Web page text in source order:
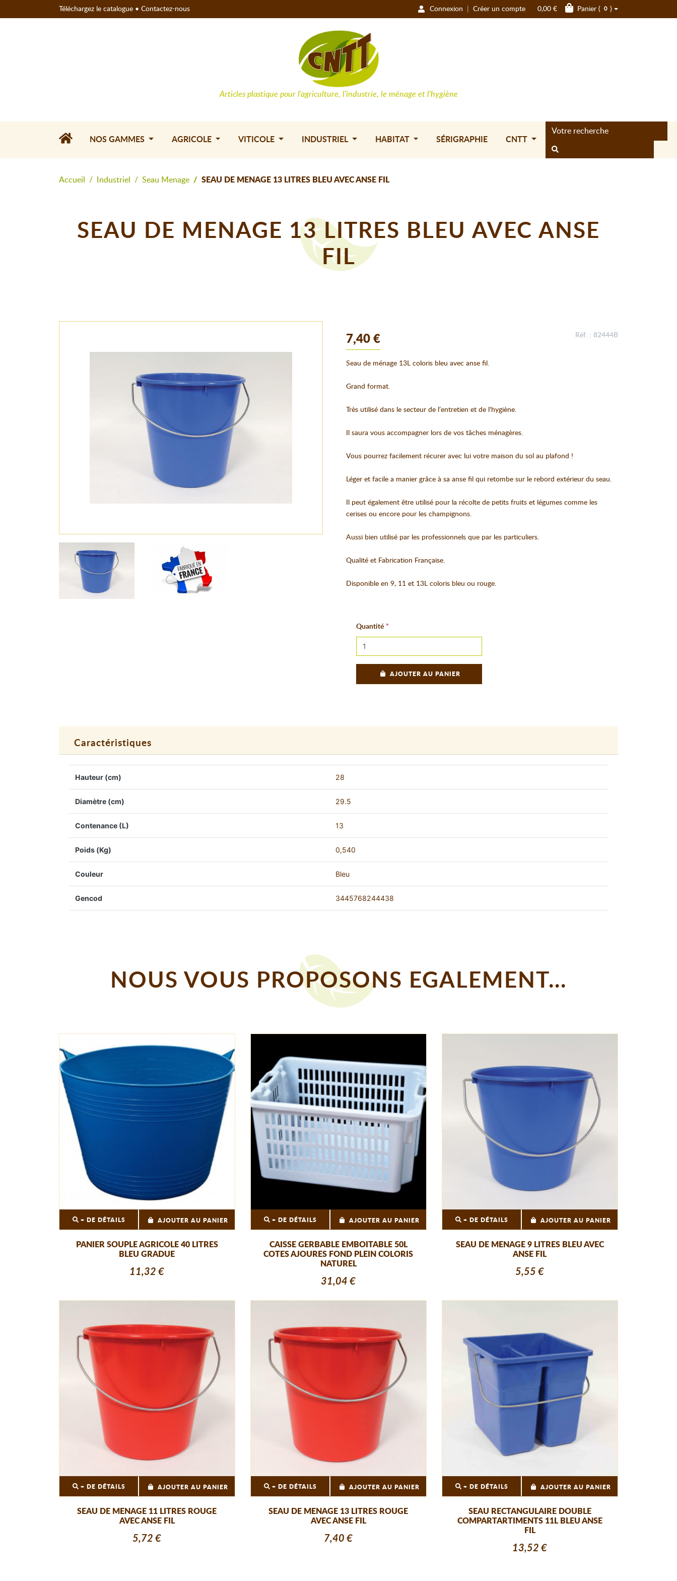
Téléchargez le catalogue • Contactez-nous Connexion Créer un compte 0,00 € Panier ( 0 )
Articles plastique pour l'agriculture, l'industrie, le ménage et l'hygiène
NOS GAMMES AGRICOLE VITICOLE INDUSTRIEL HABITAT SÉRIGRAPHIE CNTT
Accueil Industriel Seau Menage SEAU DE MENAGE 13 LITRES BLEU AVEC ANSE FIL
SEAU DE MENAGE 13 LITRES BLEU AVEC ANSE
FIL
7,40 € Réf. : 82444B
Seau de ménage 13L coloris bleu avec anse fil.
Grand format.
Très utilisé dans le secteur de l’entretien et de l'hygiène.
Il saura vous accompagner lors de vos tâches ménagères.
Vous pourrez facilement récurer avec lui votre maison du sol au plafond !
Léger et facile a manier grâce à sa anse fil qui retombe sur le rebord extérieur du seau.
Il peut également être utilisé pour la récolte de petits fruits et légumes comme les
cerises ou encore pour les champignons.
Aussi bien utilisé par les professionnels que par les particuliers.
Qualité et Fabrication Française.
Disponible en 9, 11 et 13L coloris bleu ou rouge.
Quantité
AJOUTER AU PANIER
Caractéristiques
Hauteur (cm) 28
Diamètre (cm) 29.5
Contenance (L) 13
Poids (Kg) 0,540
Couleur Bleu
Gencod 3445768244438
NOUS VOUS PROPOSONS EGALEMENT...
+ DE DÉTAILS AJOUTER AU PANIER
PANIER SOUPLE AGRICOLE 40 LITRES
BLEU GRADUE
11,32 €
+ DE DÉTAILS AJOUTER AU PANIER
CAISSE GERBABLE EMBOITABLE 50L
COTES AJOURES FOND PLEIN COLORIS
NATUREL
31,04 €
+ DE DÉTAILS AJOUTER AU PANIER
SEAU DE MENAGE 9 LITRES BLEU AVEC
ANSE FIL
5,55 €
+ DE DÉTAILS AJOUTER AU PANIER
SEAU DE MENAGE 11 LITRES ROUGE
AVEC ANSE FIL
5,72 €
+ DE DÉTAILS AJOUTER AU PANIER
SEAU DE MENAGE 13 LITRES ROUGE
AVEC ANSE FIL
7,40 €
+ DE DÉTAILS AJOUTER AU PANIER
SEAU RECTANGULAIRE DOUBLE
COMPARTARTIMENTS 11L BLEU ANSE
FIL
13,52 €